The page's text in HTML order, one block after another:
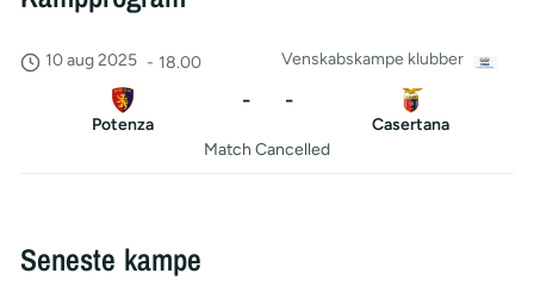
Venskabskampe klubber
10 aug 2025 - 18.00
Potenza
- -
Casertana
Match Cancelled
Seneste kampe